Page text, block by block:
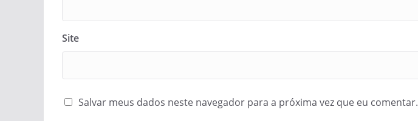
Site
Salvar meus dados neste navegador para a próxima vez que eu comentar.